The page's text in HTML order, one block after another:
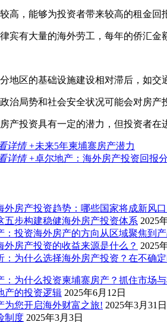
高，能够为投资者带来较高的租金回
宾有大量的海外劳工，每年的侨汇金
地区的基础设施建设相对滞后，如交
治局势和社会安全状况可能会对房产
产投资具有一定的潜力，但投资者
详情 +未来5年柬埔寨房产潜力
详情 +卓尔地产：海外房产投资回报
外房产投资趋势：哪些国家将成新风口
五步构建稳健海外房产投资体系 2025
：投资海外房产的方向从区域聚焦到
外房产投资的收益来源是什么？ 2025
：为什么选择海外房产投资？在不确
：为什么投资柬埔寨房产？抓住市场
产的投资逻辑 2025年6月12日
为您开启海外财富之旅! 2025年3月31日
制度 2025年3月3日